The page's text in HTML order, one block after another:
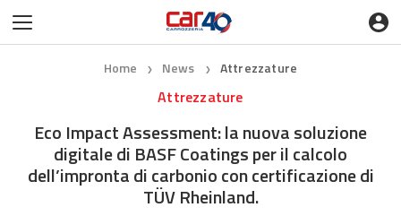
Home ❯ News ❯ Attrezzature
Attrezzature
Eco Impact Assessment: la nuova soluzione
digitale di BASF Coatings per il calcolo
dell’impronta di carbonio con certificazione di
TÜV Rheinland.